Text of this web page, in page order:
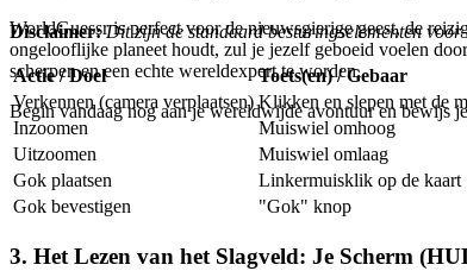
WorldGuessr is perfect voor de nieuwsgierige geest, de
ongelooflijke planeet houdt, zul je jezelf geboeid voelen
scherpen en een echte wereldexpert te worden.
Begin vandaag nog aan je wereldwijde avontuur en bewijs
Disclaimer: Dit zijn de standaard besturingselementen
Actie / Doel
Toets(en) / Gebaar
Verkennen (camera verplaatsen) Klikken en slepen met de
Inzoomen
Muiswiel omhoog
Uitzoomen
Muiswiel omlaag
Gok plaatsen
Linkermuisklik op de kaart
Gok bevestigen
"Gok" knop
3. Het Lezen van het Slagveld: Je Scherm